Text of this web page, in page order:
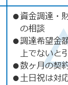
●資金調達・
の相談
●調達希望金
上でないと
●数ヶ月の契
●土日祝は対